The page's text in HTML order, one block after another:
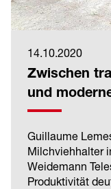
14.10.2020
Zwischen
und
Guillaume
Milchviehhalter
Weidemann
Produktivität